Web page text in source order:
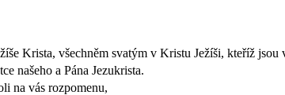
Krista, všechněm svatým v Kristu Ježíši, kteříž
našeho a Pána Jezukrista.
na vás rozpomenu,